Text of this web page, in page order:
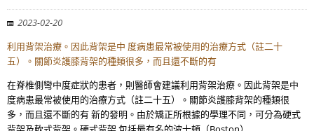
2023-02-20
利用背架治療。因此背架是中 度病患最常被使用的治療方式（註二十
五）。關節炎護膝背架的種類很多，而且還不斷的有
在脊椎側彎中度症狀的患者，則醫師會建議利用背架治療。因此背架是中
度病患最常被使用的治療方式（註二十五）。關節炎護膝背架的種類很
多，而且還不斷的有 新的發明。由於矯正所根據的學理不同，可分為硬式